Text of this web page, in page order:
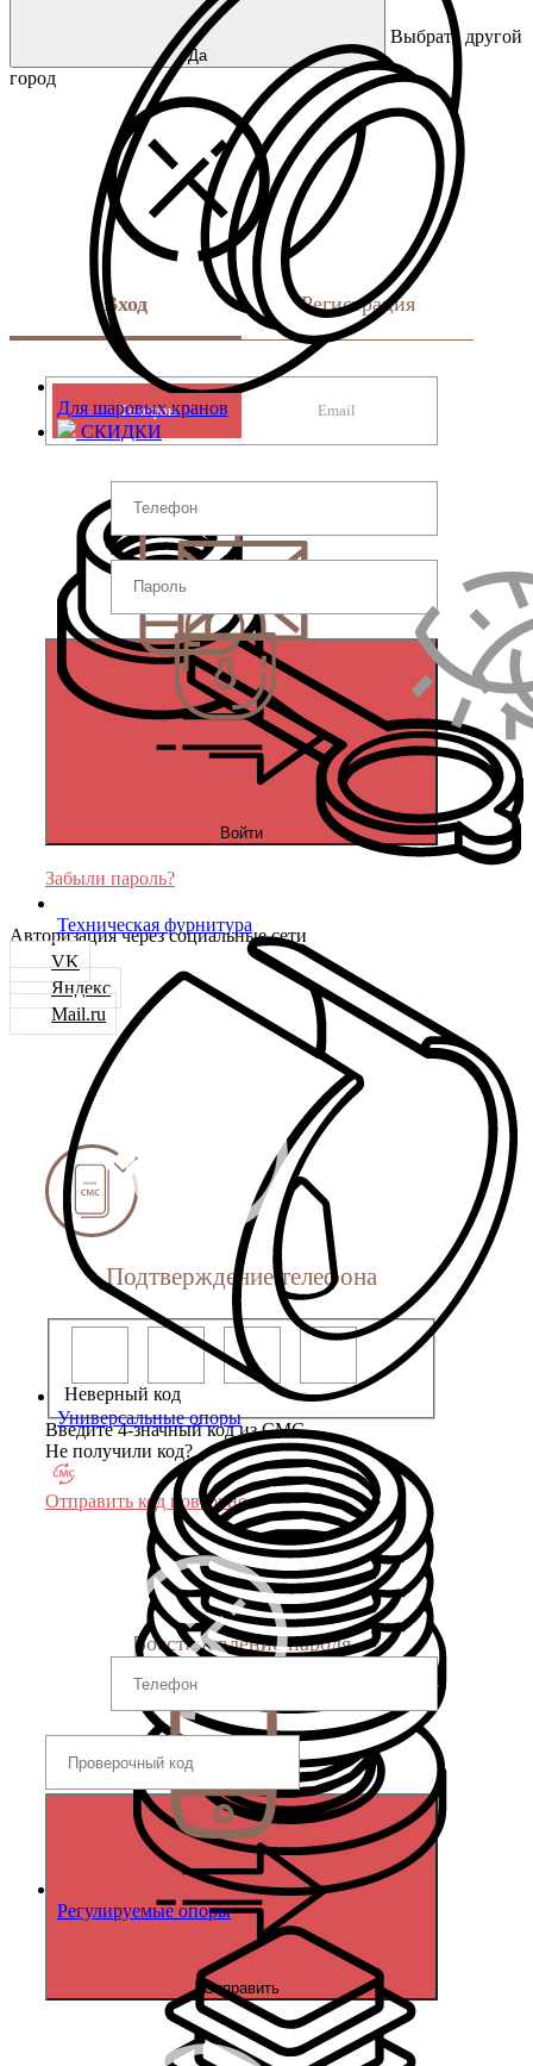
Для шаровых кранов
СКИДКИ
Техническая фурнитура
Универсальные опоры
Регулируемые опоры
Да
Выбрать другой
город
Вход Регистрация
Телефон Email
Войти
Забыли пароль?
Авторизация через социальные сети
VK
Яндекс
Mail.ru
Подтверждение телефона
Неверный код
Введите 4-значный код из СМС
Не получили код?
Отправить код повторно
Восстановление пароля
Отправить